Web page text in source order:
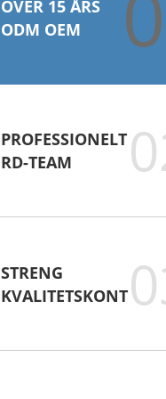
OVER 15 ÅRS
ODM OEM
PROFESSIONELT
RD-TEAM
STRENG
KVALITETSKONTROL